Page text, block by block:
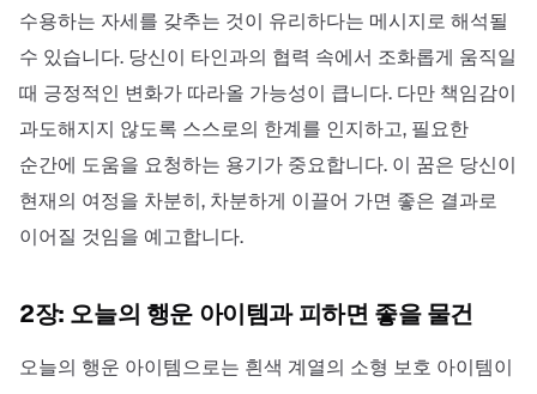
수용하는 자세를 갖추는 것이 유리하다는 메시지로 해석될
수 있습니다. 당신이 타인과의 협력 속에서 조화롭게 움직일
때 긍정적인 변화가 따라올 가능성이 큽니다. 다만 책임감이
과도해지지 않도록 스스로의 한계를 인지하고, 필요한
순간에 도움을 요청하는 용기가 중요합니다. 이 꿈은 당신이
현재의 여정을 차분히, 차분하게 이끌어 가면 좋은 결과로
이어질 것임을 예고합니다.
2장: 오늘의 행운 아이템과 피하면 좋을 물건
오늘의 행운 아이템으로는 흰색 계열의 소형 보호 아이템이